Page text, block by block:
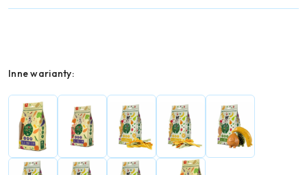
Wariant
Inne warianty: